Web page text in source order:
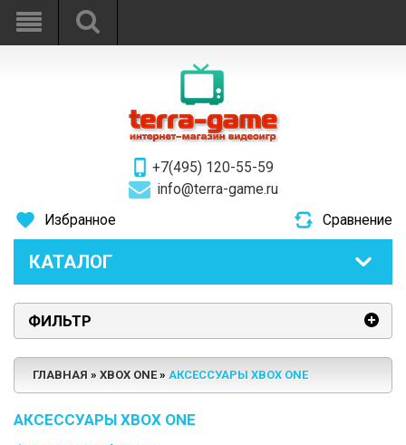
+7(495) 120-55-59
info@terra-game.ru
Избранное
Сравнение
КАТАЛОГ
ФИЛЬТР
ГЛАВНАЯ XBOX ONE АКСЕССУАРЫ XBOX ONE
АКСЕССУАРЫ XBOX ONE